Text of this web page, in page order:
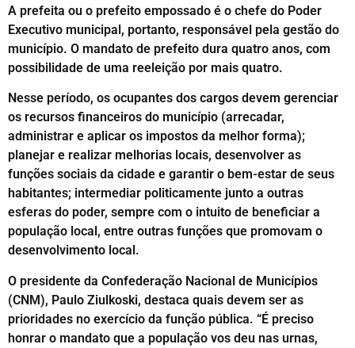
A prefeita ou o prefeito empossado é o chefe do Poder
Executivo municipal, portanto, responsável pela gestão do
município. O mandato de prefeito dura quatro anos, com
possibilidade de uma reeleição por mais quatro.
Nesse período, os ocupantes dos cargos devem gerenciar
os recursos financeiros do município (arrecadar,
administrar e aplicar os impostos da melhor forma);
planejar e realizar melhorias locais, desenvolver as
funções sociais da cidade e garantir o bem-estar de seus
habitantes; intermediar politicamente junto a outras
esferas do poder, sempre com o intuito de beneficiar a
população local, entre outras funções que promovam o
desenvolvimento local.
O presidente da Confederação Nacional de Municípios
(CNM), Paulo Ziulkoski, destaca quais devem ser as
prioridades no exercício da função pública. “É preciso
honrar o mandato que a população vos deu nas urnas,